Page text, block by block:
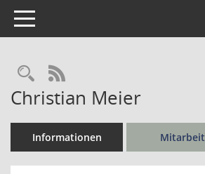
Toggle navigation
Rechercheauswahl
RSS-Feed
Christian Meier
Informationen Mitarbeit